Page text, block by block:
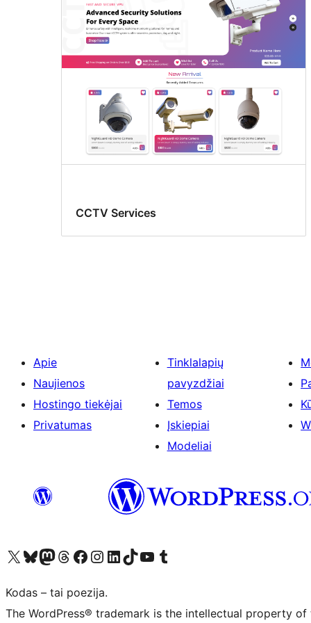
CCTV Services
Apie
Naujienos
Hostingo tiekėjai
Privatumas
Tinklalapių
pavyzdžiai
Temos
Įskiepiai
Modeliai
Visit our X (formerly Twitter) account
Apsilankykite mūsų Bluesky paskyroje
Visit our Mastodon account
Apsilankykite mūsų Threads paskyroje
Visit our Facebook page
Visit our Instagram account
Visit our LinkedIn account
Apsilankykite mūsų TikTok paskyroje
Visit our YouTube channel
Apsilankykite mūsų Tumblr paskyroje
Kodas – tai poezija.
The WordPress® trademark is the intellectual property of